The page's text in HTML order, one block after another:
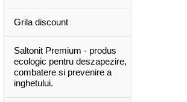
Grila discount
Saltonit Premium - produs
ecologic pentru deszapezire,
combatere si prevenire a
inghetului.